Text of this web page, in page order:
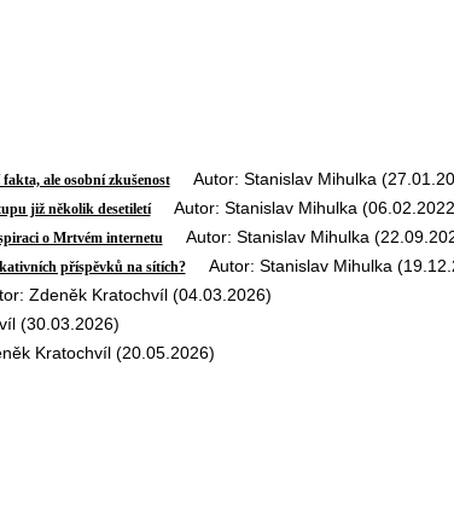
ale osobní zkušenostAutor: Stanislav Mihulka
již několik desetiletíAutor: Stanislav Mihulka
o Mrtvém internetu Autor: Stanislav Mihulka
příspěvků na sítích?Autor: Stanislav Mihulka
Zdeněk Kratochvíl (04.03.2026)
(30.03.2026)
Kratochvíl (20.05.2026)